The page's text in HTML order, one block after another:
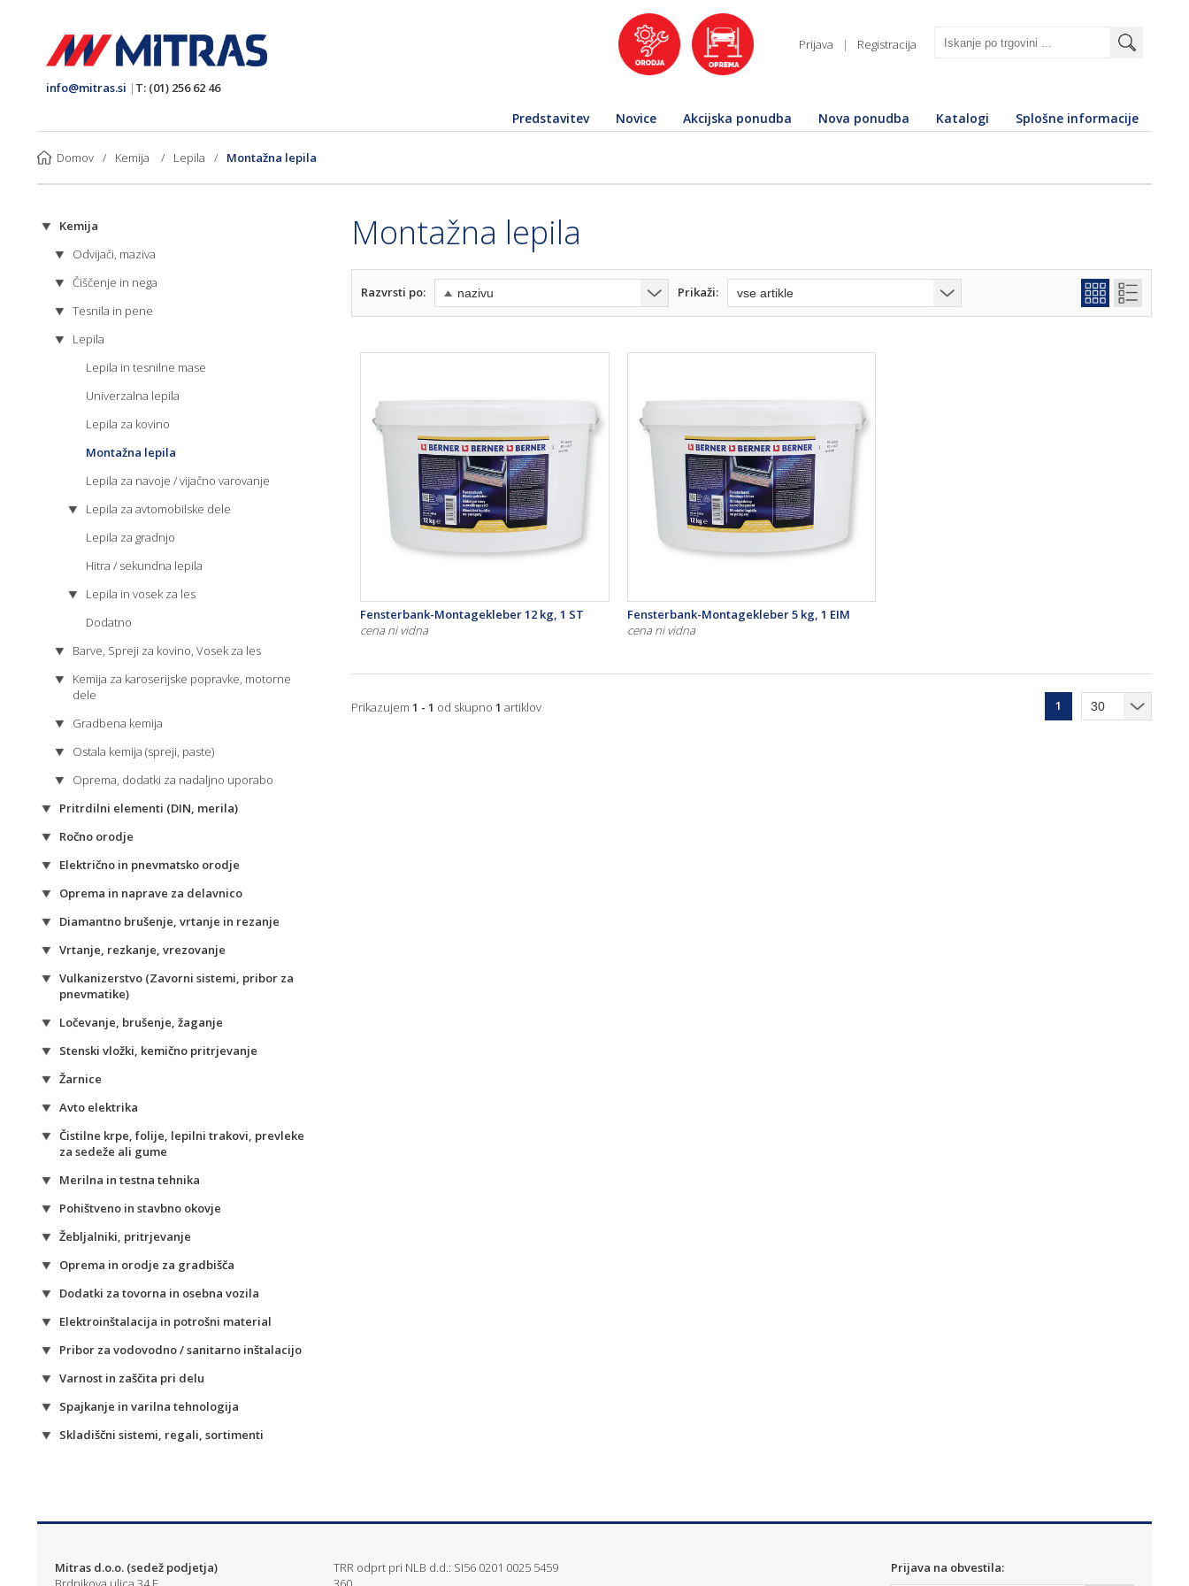
Prijava | Registracija
info@mitras.si | T: (01) 256 62 46
Predstavitev Novice Akcijska ponudba Nova ponudba Katalogi Splošne informacije
Domov / Kemija / Lepila / Montažna lepila
Kemija
Odvijači, maziva
Čiščenje in nega
Tesnila in pene
Lepila
Lepila in tesnilne mase
Univerzalna lepila
Lepila za kovino
Montažna lepila
Lepila za navoje / vijačno varovanje
Lepila za avtomobilske dele
Lepila za gradnjo
Hitra / sekundna lepila
Lepila in vosek za les
Dodatno
Barve, Spreji za kovino, Vosek za les
Kemija za karoserijske popravke, motorne
dele
Gradbena kemija
Ostala kemija (spreji, paste)
Oprema, dodatki za nadaljno uporabo
Pritrdilni elementi (DIN, merila)
Ročno orodje
Električno in pnevmatsko orodje
Oprema in naprave za delavnico
Diamantno brušenje, vrtanje in rezanje
Vrtanje, rezkanje, vrezovanje
Vulkanizerstvo (Zavorni sistemi, pribor za
pnevmatike)
Ločevanje, brušenje, žaganje
Stenski vložki, kemično pritrjevanje
Žarnice
Avto elektrika
Čistilne krpe, folije, lepilni trakovi, prevleke
za sedeže ali gume
Merilna in testna tehnika
Pohištveno in stavbno okovje
Žebljalniki, pritrjevanje
Oprema in orodje za gradbišča
Dodatki za tovorna in osebna vozila
Elektroinštalacija in potrošni material
Pribor za vodovodno / sanitarno inštalacijo
Varnost in zaščita pri delu
Spajkanje in varilna tehnologija
Skladiščni sistemi, regali, sortimenti
Montažna lepila
Razvrsti po: Prikaži:
Fensterbank-Montagekleber 12 kg, 1 ST
cena ni vidna
Fensterbank-Montagekleber 5 kg, 1 EIM
cena ni vidna
Prikazujem 1 - 1 od skupno 1 artiklov 1
Mitras d.o.o. (sedež podjetja)
TRR odprt pri NLB d.d.: SI56 0201 0025 5459
Prijava na obvestila: